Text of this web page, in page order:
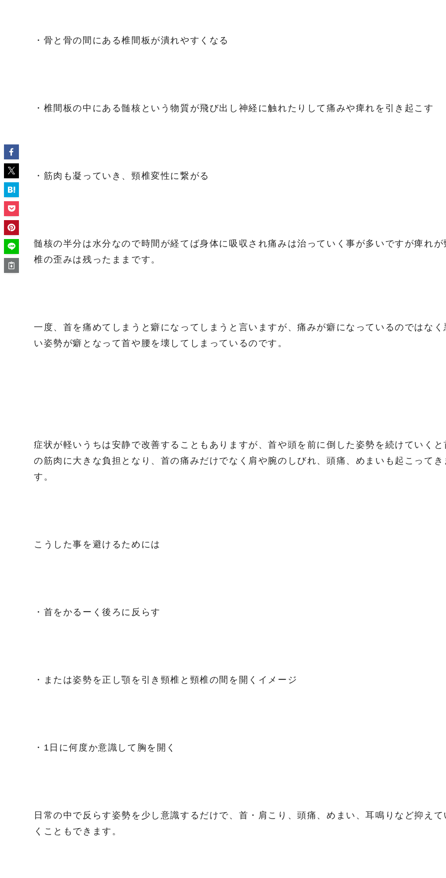
・骨と骨の間にある椎間板が潰れやすくなる
・椎間板の中にある髄核という物質が飛び出し神経に触れたりして痛みや痺れを引き起こす
・筋肉も凝っていき、頸椎変性に繋がる
髄核の半分は水分なので時間が経てば身体に吸収され痛みは治っていく事が多いですが痺れが
椎の歪みは残ったままです。
一度、首を痛めてしまうと癖になってしまうと言いますが、痛みが癖になっているのではなく
い姿勢が癖となって首や腰を壊してしまっているのです。
症状が軽いうちは安静で改善することもありますが、首や頭を前に倒した姿勢を続けていくと
の筋肉に大きな負担となり、首の痛みだけでなく肩や腕のしびれ、頭痛、めまいも起こってき
す。
こうした事を避けるためには
・首をかるーく後ろに反らす
・または姿勢を正し顎を引き頸椎と頸椎の間を開くイメージ
・1日に何度か意識して胸を開く
日常の中で反らす姿勢を少し意識するだけで、首・肩こり、頭痛、めまい、耳鳴りなど抑えて
くこともできます。